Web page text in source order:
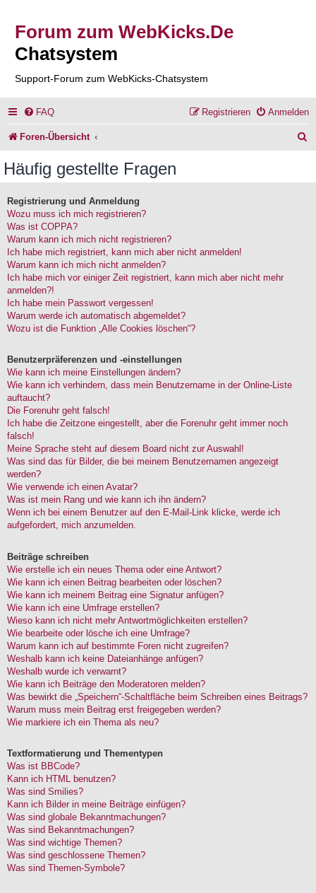
Forum zum WebKicks.De
Chatsystem
Support-Forum zum WebKicks-Chatsystem
FAQ Anmelden
Registrieren
Foren-Übersicht
Häufig gestellte Fragen
Registrierung und Anmeldung
Wozu muss ich mich registrieren?
Was ist COPPA?
Warum kann ich mich nicht registrieren?
Ich habe mich registriert, kann mich aber nicht anmelden!
Warum kann ich mich nicht anmelden?
Ich habe mich vor einiger Zeit registriert, kann mich aber nicht mehr
anmelden?!
Ich habe mein Passwort vergessen!
Warum werde ich automatisch abgemeldet?
Wozu ist die Funktion „Alle Cookies löschen“?
Benutzerpräferenzen und -einstellungen
Wie kann ich meine Einstellungen ändern?
Wie kann ich verhindern, dass mein Benutzername in der Online-Liste
auftaucht?
Die Forenuhr geht falsch!
Ich habe die Zeitzone eingestellt, aber die Forenuhr geht immer noch
falsch!
Meine Sprache steht auf diesem Board nicht zur Auswahl!
Was sind das für Bilder, die bei meinem Benutzernamen angezeigt
werden?
Wie verwende ich einen Avatar?
Was ist mein Rang und wie kann ich ihn ändern?
Wenn ich bei einem Benutzer auf den E-Mail-Link klicke, werde ich
aufgefordert, mich anzumelden.
Beiträge schreiben
Wie erstelle ich ein neues Thema oder eine Antwort?
Wie kann ich einen Beitrag bearbeiten oder löschen?
Wie kann ich meinem Beitrag eine Signatur anfügen?
Wie kann ich eine Umfrage erstellen?
Wieso kann ich nicht mehr Antwortmöglichkeiten erstellen?
Wie bearbeite oder lösche ich eine Umfrage?
Warum kann ich auf bestimmte Foren nicht zugreifen?
Weshalb kann ich keine Dateianhänge anfügen?
Weshalb wurde ich verwarnt?
Wie kann ich Beiträge den Moderatoren melden?
Was bewirkt die „Speichern“-Schaltfläche beim Schreiben eines Beitrags?
Warum muss mein Beitrag erst freigegeben werden?
Wie markiere ich ein Thema als neu?
Textformatierung und Thementypen
Was ist BBCode?
Kann ich HTML benutzen?
Was sind Smilies?
Kann ich Bilder in meine Beiträge einfügen?
Was sind globale Bekanntmachungen?
Was sind Bekanntmachungen?
Was sind wichtige Themen?
Was sind geschlossene Themen?
Was sind Themen-Symbole?